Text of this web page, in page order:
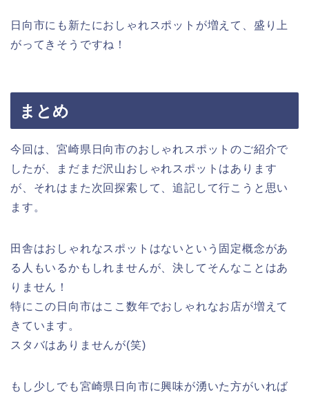
日向市にも新たにおしゃれスポットが増えて、盛り上
がってきそうですね！
まとめ
今回は、宮崎県日向市のおしゃれスポットのご紹介で
したが、まだまだ沢山おしゃれスポットはあります
が、それはまた次回探索して、追記して行こうと思い
ます。
田舎はおしゃれなスポットはないという固定概念があ
る人もいるかもしれませんが、決してそんなことはあ
りません！
特にこの日向市はここ数年でおしゃれなお店が増えて
きています。
スタバはありませんが(笑)
もし少しでも宮崎県日向市に興味が湧いた方がいれば